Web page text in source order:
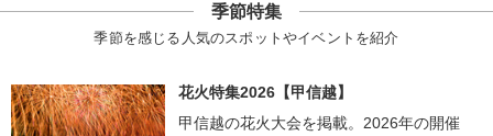
季節特集
季節を感じる人気のスポットやイベントを紹介
花火特集2026【甲信越】
甲信越の花火大会を掲載。2026年の開催